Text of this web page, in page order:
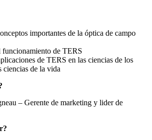
importantes de la óptica de campo
funcionamiento de TERS
de TERS en las ciencias de los
ciencias de la vida
– Gerente de marketing y lider de